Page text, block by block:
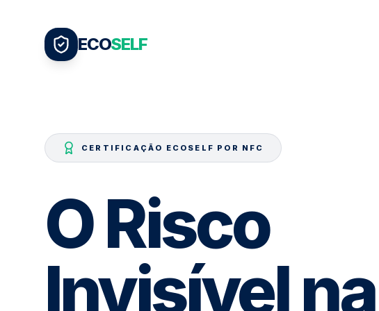
ECOSELF
CERTIFICAÇÃO ECOSELF POR NFC
O Risco
Invisível na